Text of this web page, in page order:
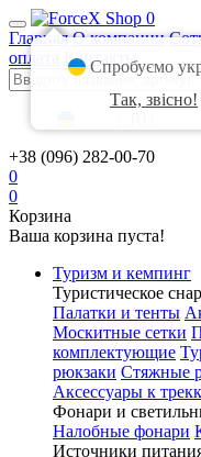
0
Главная О компании
оплата
Контакты
+38 (096) 282-00-70
0
0
Корзина
Ваша корзина пуста!
Туризм и кемпинг
Туристическое
Палатки и тенты
Москитные сетки
комплектующие
рюкзаки Стяжные
Аксессуары к
Фонари и
Налобные фонари
Источники
Спробуємо
Так, звісно!